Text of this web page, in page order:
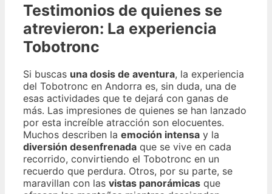
Testimonios de quienes se
atrevieron: La experiencia
Tobotronc
Si buscas una dosis de aventura, la experiencia
del Tobotronc en Andorra es, sin duda, una de
esas actividades que te dejará con ganas de
más. Las impresiones de quienes se han lanzado
por esta increíble atracción son elocuentes.
Muchos describen la emoción intensa y la
diversión desenfrenada que se vive en cada
recorrido, convirtiendo el Tobotronc en un
recuerdo que perdura. Otros, por su parte, se
maravillan con las vistas panorámicas que